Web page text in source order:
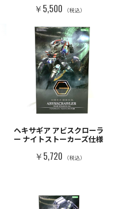
￥5,500 （税込）
ヘキサギア アビスクローラ
ー ナイトストーカーズ仕様
￥5,720 （税込）